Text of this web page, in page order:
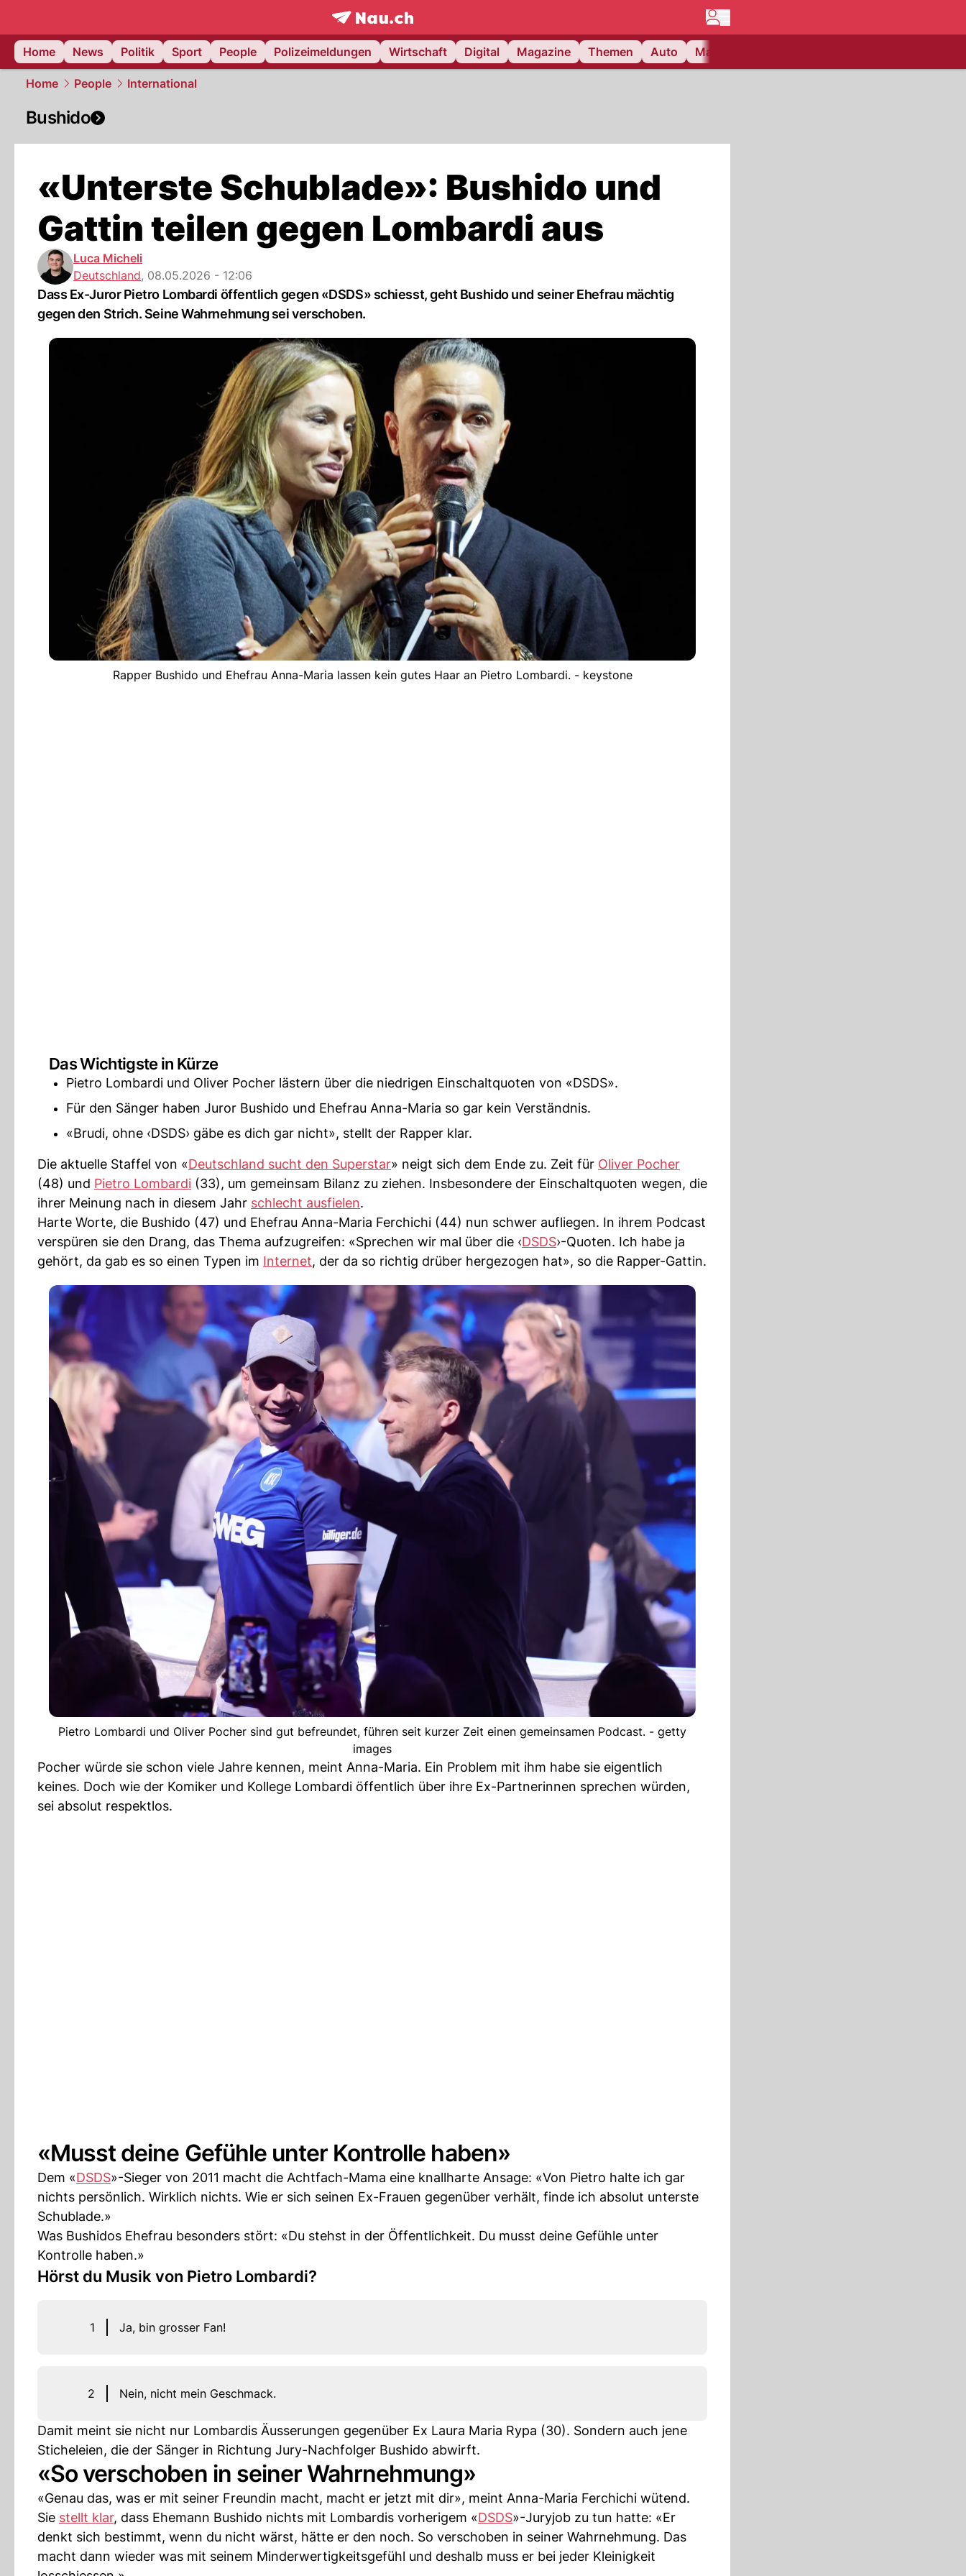
frontpage.NAU.ch
Home
News Politik Sport People Polizeimeldungen Wirtschaft Digital Magazine Themen Auto Matchcenter
Home People International
Bushido
«Unterste Schublade»: Bushido und
Gattin teilen gegen Lombardi aus
Luca Micheli
Deutschland, 08.05.2026 - 12:06
Dass Ex-Juror Pietro Lombardi öffentlich gegen «DSDS» schiesst, geht Bushido und seiner Ehefrau mächtig
gegen den Strich. Seine Wahrnehmung sei verschoben.
Rapper Bushido und Ehefrau Anna-Maria lassen kein gutes Haar an Pietro Lombardi. - keystone
Das Wichtigste in Kürze
Pietro Lombardi und Oliver Pocher lästern über die niedrigen Einschaltquoten von «DSDS».
Für den Sänger haben Juror Bushido und Ehefrau Anna-Maria so gar kein Verständnis.
«Brudi, ohne ‹DSDS› gäbe es dich gar nicht», stellt der Rapper klar.
Die aktuelle Staffel von «Deutschland sucht den Superstar» neigt sich dem Ende zu. Zeit für Oliver Pocher
(48) und Pietro Lombardi (33), um gemeinsam Bilanz zu ziehen. Insbesondere der Einschaltquoten wegen, die
ihrer Meinung nach in diesem Jahr schlecht ausfielen.
Harte Worte, die Bushido (47) und Ehefrau Anna-Maria Ferchichi (44) nun schwer aufliegen. In ihrem Podcast
verspüren sie den Drang, das Thema aufzugreifen: «Sprechen wir mal über die ‹DSDS›-Quoten. Ich habe ja
gehört, da gab es so einen Typen im Internet, der da so richtig drüber hergezogen hat», so die Rapper-Gattin.
Pietro Lombardi und Oliver Pocher sind gut befreundet, führen seit kurzer Zeit einen gemeinsamen Podcast. - getty
images
Pocher würde sie schon viele Jahre kennen, meint Anna-Maria. Ein Problem mit ihm habe sie eigentlich
keines. Doch wie der Komiker und Kollege Lombardi öffentlich über ihre Ex-Partnerinnen sprechen würden,
sei absolut respektlos.
«Musst deine Gefühle unter Kontrolle haben»
Dem «DSDS»-Sieger von 2011 macht die Achtfach-Mama eine knallharte Ansage: «Von Pietro halte ich gar
nichts persönlich. Wirklich nichts. Wie er sich seinen Ex-Frauen gegenüber verhält, finde ich absolut unterste
Schublade.»
Was Bushidos Ehefrau besonders stört: «Du stehst in der Öffentlichkeit. Du musst deine Gefühle unter
Kontrolle haben.»
Hörst du Musik von Pietro Lombardi?
1 Ja, bin grosser Fan!
2 Nein, nicht mein Geschmack.
Damit meint sie nicht nur Lombardis Äusserungen gegenüber Ex Laura Maria Rypa (30). Sondern auch jene
Sticheleien, die der Sänger in Richtung Jury-Nachfolger Bushido abwirft.
«So verschoben in seiner Wahrnehmung»
«Genau das, was er mit seiner Freundin macht, macht er jetzt mit dir», meint Anna-Maria Ferchichi wütend.
Sie stellt klar, dass Ehemann Bushido nichts mit Lombardis vorherigem «DSDS»-Juryjob zu tun hatte: «Er
denkt sich bestimmt, wenn du nicht wärst, hätte er den noch. So verschoben in seiner Wahrnehmung. Das
macht dann wieder was mit seinem Minderwertigkeitsgefühl und deshalb muss er bei jeder Kleinigkeit